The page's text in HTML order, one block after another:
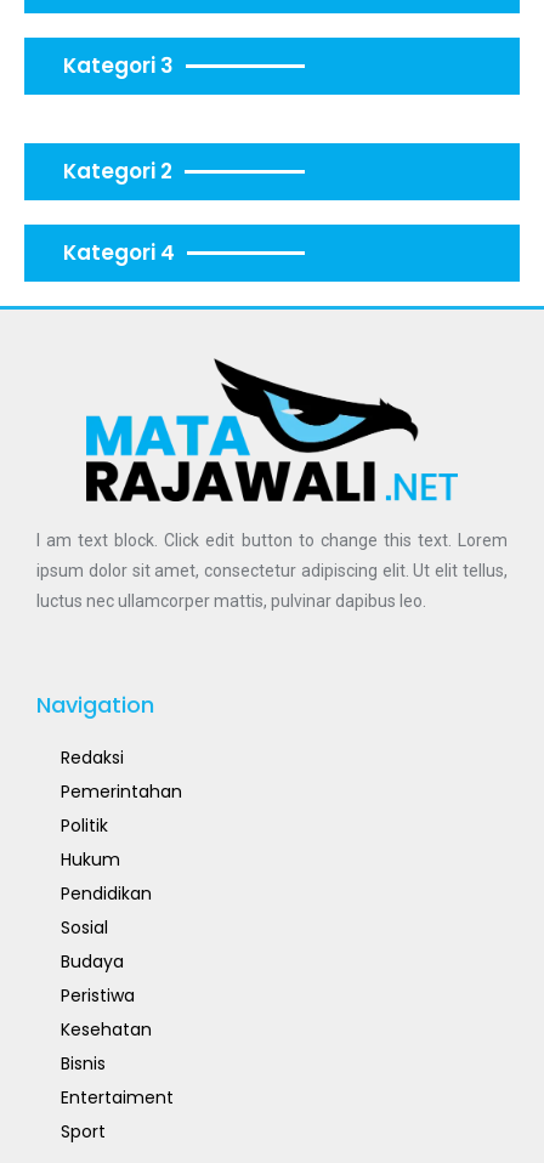
Kategori 3
Kategori 2
Kategori 4
I am text block. Click edit button to change this text. Lorem
ipsum dolor sit amet, consectetur adipiscing elit. Ut elit tellus,
luctus nec ullamcorper mattis, pulvinar dapibus leo.
Navigation
Redaksi
Pemerintahan
Politik
Hukum
Pendidikan
Sosial
Budaya
Peristiwa
Kesehatan
Bisnis
Entertaiment
Sport